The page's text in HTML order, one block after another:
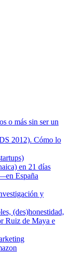
o más sin ser un
2012). Cómo lo
en 21 días
España
y
(des)honestidad,
Ruiz de Maya e